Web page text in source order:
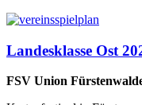
Landesklasse Ost
FSV Union